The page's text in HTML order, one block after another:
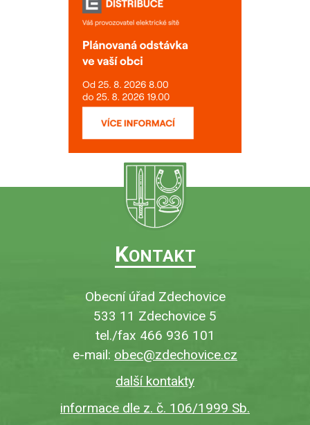
KONTAKT
Obecní úřad Zdechovice
533 11 Zdechovice 5
tel./fax 466 936 101
e-mail: obec@zdechovice.cz
další kontakty
informace dle z. č. 106/1999 Sb.